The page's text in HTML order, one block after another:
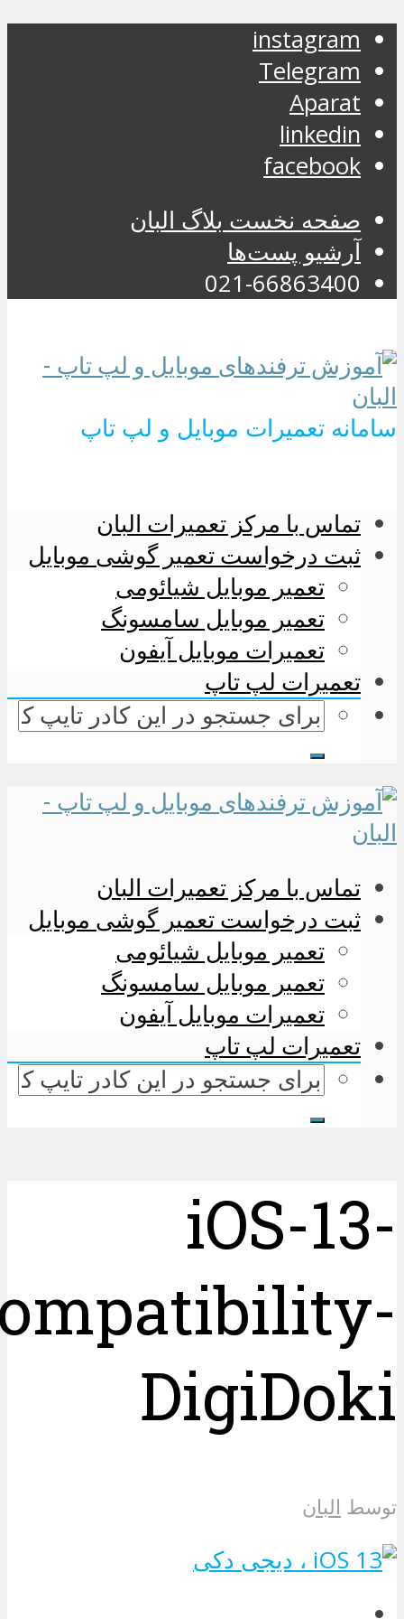
instagram
Telegram
Aparat
linkedin
facebook
صفحه نخست بلاگ البان
آرشیو پست‌ها
021-66863400
سامانه تعمیرات موبایل و لپ تاپ
تماس با مرکز تعمیرات البان
ثبت درخواست تعمیر گوشی موبایل
تعمیر موبایل شیائومی
تعمیر موبایل سامسونگ
تعمیرات موبایل آیفون
تعمیرات لپ تاپ
تماس با مرکز تعمیرات البان
ثبت درخواست تعمیر گوشی موبایل
تعمیر موبایل شیائومی
تعمیر موبایل سامسونگ
تعمیرات موبایل آیفون
تعمیرات لپ تاپ
iOS-13-
DigiDoki
توسط البان